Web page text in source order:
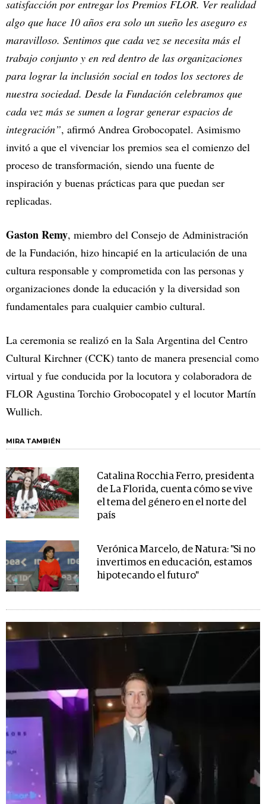
satisfacción por entregar los Premios FLOR. Ver realidad
algo que hace 10 años era solo un sueño les aseguro es
maravilloso. Sentimos que cada vez se necesita más el
trabajo conjunto y en red dentro de las organizaciones
para lograr la inclusión social en todos los sectores de
nuestra sociedad. Desde la Fundación celebramos que
cada vez más se sumen a lograr generar espacios de
integración”, afirmó Andrea Grobocopatel. Asimismo
invitó a que el vivenciar los premios sea el comienzo del
proceso de transformación, siendo una fuente de
inspiración y buenas prácticas para que puedan ser
replicadas.
Gaston Remy, miembro del Consejo de Administración
de la Fundación, hizo hincapié en la articulación de una
cultura responsable y comprometida con las personas y
organizaciones donde la educación y la diversidad son
fundamentales para cualquier cambio cultural.
La ceremonia se realizó en la Sala Argentina del Centro
Cultural Kirchner (CCK) tanto de manera presencial como
virtual y fue conducida por la locutora y colaboradora de
FLOR Agustina Torchio Grobocopatel y el locutor Martín
Wullich.
MIRA TAMBIÉN
Catalina Rocchia Ferro, presidenta
de La Florida, cuenta cómo se vive
el tema del género en el norte del
país
Verónica Marcelo, de Natura: "Si no
invertimos en educación, estamos
hipotecando el futuro"